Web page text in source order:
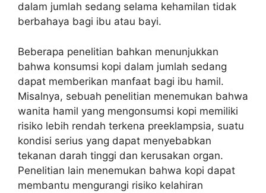
dalam jumlah sedang selama kehamilan tidak
berbahaya bagi ibu atau bayi.
Beberapa penelitian bahkan menunjukkan
bahwa konsumsi kopi dalam jumlah sedang
dapat memberikan manfaat bagi ibu hamil.
Misalnya, sebuah penelitian menemukan bahwa
wanita hamil yang mengonsumsi kopi memiliki
risiko lebih rendah terkena preeklampsia, suatu
kondisi serius yang dapat menyebabkan
tekanan darah tinggi dan kerusakan organ.
Penelitian lain menemukan bahwa kopi dapat
membantu mengurangi risiko kelahiran